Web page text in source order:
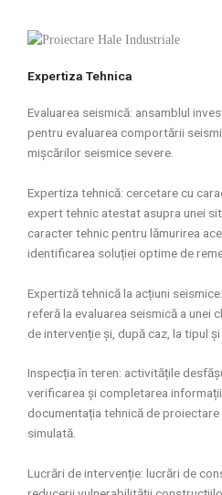
Expertiza Tehnica
Evaluarea seismică: ansamblul
pentru evaluarea comportării
mișcărilor seismice severe.
Expertiza tehnică: cercetare cu
expert tehnic atestat asupra unei
caracter tehnic pentru lămurirea
identificarea soluției optime de
Expertiză tehnică la acțiuni
referă la evaluarea seismică a unei
de intervenție și, după caz, la tipul
Inspecția în teren: activitățile
verificarea și completarea
documentația tehnică de
simulată.
Lucrări de intervenție: lucrări de